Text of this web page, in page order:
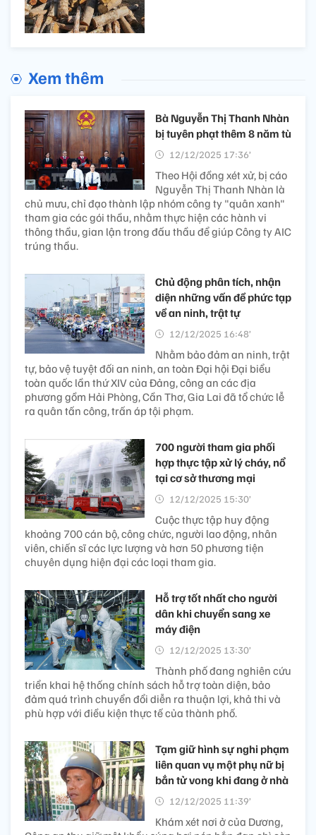
Xem thêm
Bà Nguyễn Thị Thanh Nhàn
bị tuyên phạt thêm 8 năm tù
12/12/2025 17:36’
Theo Hội đồng xét xử, bị cáo
Nguyễn Thị Thanh Nhàn là
chủ mưu, chỉ đạo thành lập nhóm công ty "quân xanh"
tham gia các gói thầu, nhằm thực hiện các hành vi
thông thầu, gian lận trong đấu thầu để giúp Công ty AIC
trúng thầu.
Chủ động phân tích, nhận
diện những vấn đề phức tạp
về an ninh, trật tự
12/12/2025 16:48’
Nhằm bảo đảm an ninh, trật
tự, bảo vệ tuyệt đối an ninh, an toàn Đại hội Đại biểu
toàn quốc lần thứ XIV của Đảng, công an các địa
phương gồm Hải Phòng, Cần Thơ, Gia Lai đã tổ chức lễ
ra quân tấn công, trấn áp tội phạm.
700 người tham gia phối
hợp thực tập xử lý cháy, nổ
tại cơ sở thương mại
12/12/2025 15:30’
Cuộc thực tập huy động
khoảng 700 cán bộ, công chức, người lao động, nhân
viên, chiến sĩ các lực lượng và hơn 50 phương tiện
chuyên dụng hiện đại các loại tham gia.
Hỗ trợ tốt nhất cho người
dân khi chuyển sang xe
máy điện
12/12/2025 13:30’
Thành phố đang nghiên cứu
triển khai hệ thống chính sách hỗ trợ toàn diện, bảo
đảm quá trình chuyển đổi diễn ra thuận lợi, khả thi và
phù hợp với điều kiện thực tế của thành phố.
Tạm giữ hình sự nghi phạm
liên quan vụ một phụ nữ bị
bắn tử vong khi đang ở nhà
12/12/2025 11:39’
Khám xét nơi ở của Dương,